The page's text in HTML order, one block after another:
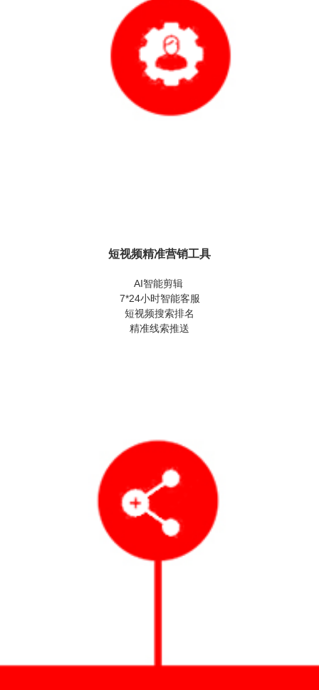
短视频精准营销工具
AI智能剪辑
7*24小时智能客服
短视频搜索排名
精准线索推送